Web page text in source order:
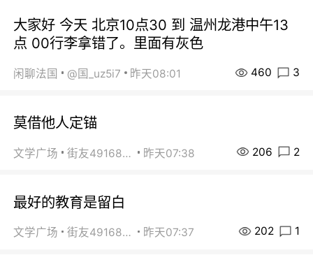
大家好 今天 北京10点30 到 温州龙港中午13
点 00行李拿错了。里面有灰色
闲聊法国 @国_uz5i7 昨天08:01 460 3
莫借他人定锚
文学广场 街友49168527 昨天07:38 206 2
最好的教育是留白
文学广场 街友49168527 昨天07:37 202 1